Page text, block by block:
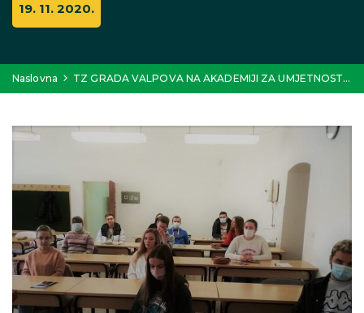
19. 11. 2020.
Naslovna TZ GRADA VALPOVA NA AKADEMIJI ZA UMJETNOST…